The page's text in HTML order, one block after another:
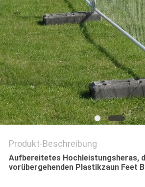
PRIVACY
POLICY
Produkt-Beschreibung
Aufbereitetes Hochleistungsheras,
vorübergehenden Plastikzaun Feet